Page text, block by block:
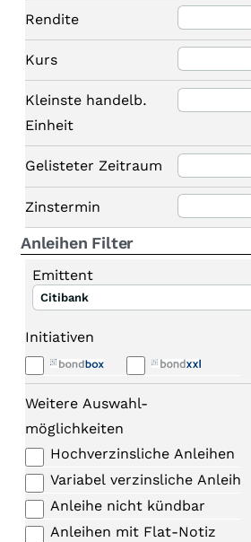
Rendite
Kurs
Kleinste handelb.
Einheit
Gelisteter Zeitraum
Zinstermin
Anleihen Filter
Emittent
Citibank
Initiativen
Weitere Auswahl-
möglichkeiten
Hochverzinsliche Anleihen
Variabel verzinsliche Anleihen
Anleihe nicht kündbar
Anleihen mit Flat-Notiz